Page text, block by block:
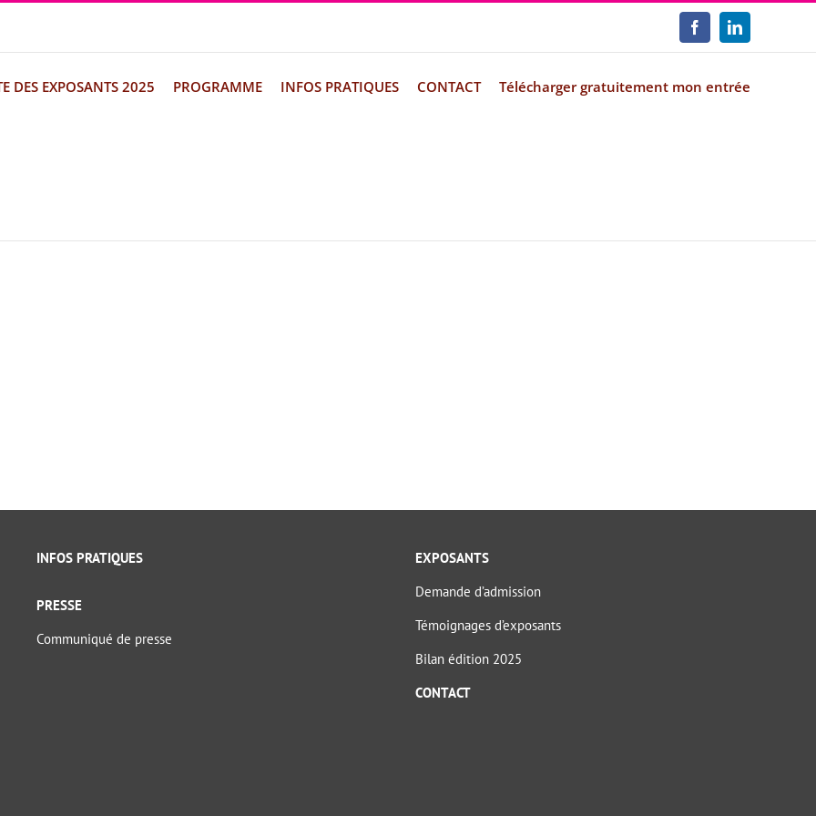
FacebookLinkedIn
DES EXPOSANTS 2025 PROGRAMME INFOS PRATIQUES CONTACT Télécharger gratuitement mon entrée
INFOS PRATIQUES
PRESSE
Communiqué de presse
EXPOSANTS
Demande d’admission
Témoignages d’exposants
Bilan édition 2025
CONTACT